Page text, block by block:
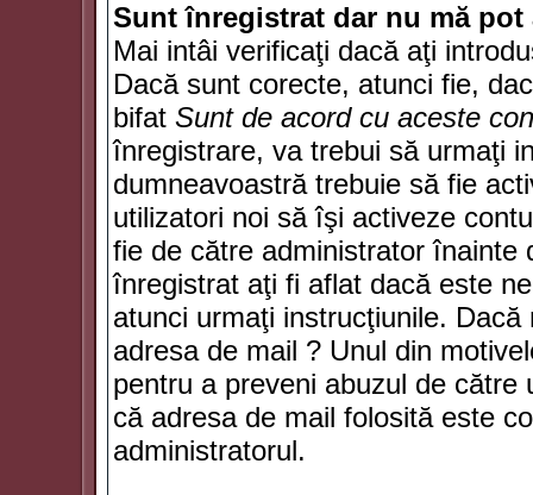
Sunt înregistrat dar nu mă
Mai intâi verificaţi dacă aţi
Dacă sunt corecte, atunci fie,
bifat Sunt de acord cu aceste
înregistrare, va trebui să urmaţi
dumneavoastră trebuie să fie
utilizatori noi să îşi activeze
fie de către administrator înainte
înregistrat aţi fi aflat dacă este
atunci urmaţi instrucţiunile.
adresa de mail ? Unul din
pentru a preveni abuzul de către
că adresa de mail folosită este
administratorul.